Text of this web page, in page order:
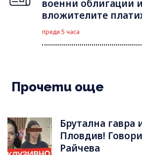
военни облигации
вложителите
преди 5 часа
Прочети още
Брутална гавра
Пловдив!
Райчева